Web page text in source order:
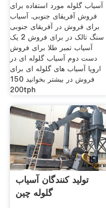
آسیاب گلوله مورد استفاده برای
فروش آفریقای جنوبی. آسیاب
برای فروش در آفریقای جنوبی
سنگ تالک در برای فروش 2 یک
آسیاب تمبر طلا برای فروش
دست دوم آسیاب گلوله ای در
اروپا آسیاب های گلوله ای برای
فروش در بیشتر بخوانید 150
200tph
تولید کنندگان آسیاب
گلوله چین